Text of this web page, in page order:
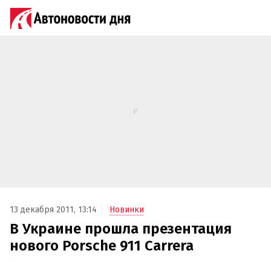
13 декабря 2011, 13:14 Новинки
В Украине прошла презентация
нового Porsche 911 Carrera